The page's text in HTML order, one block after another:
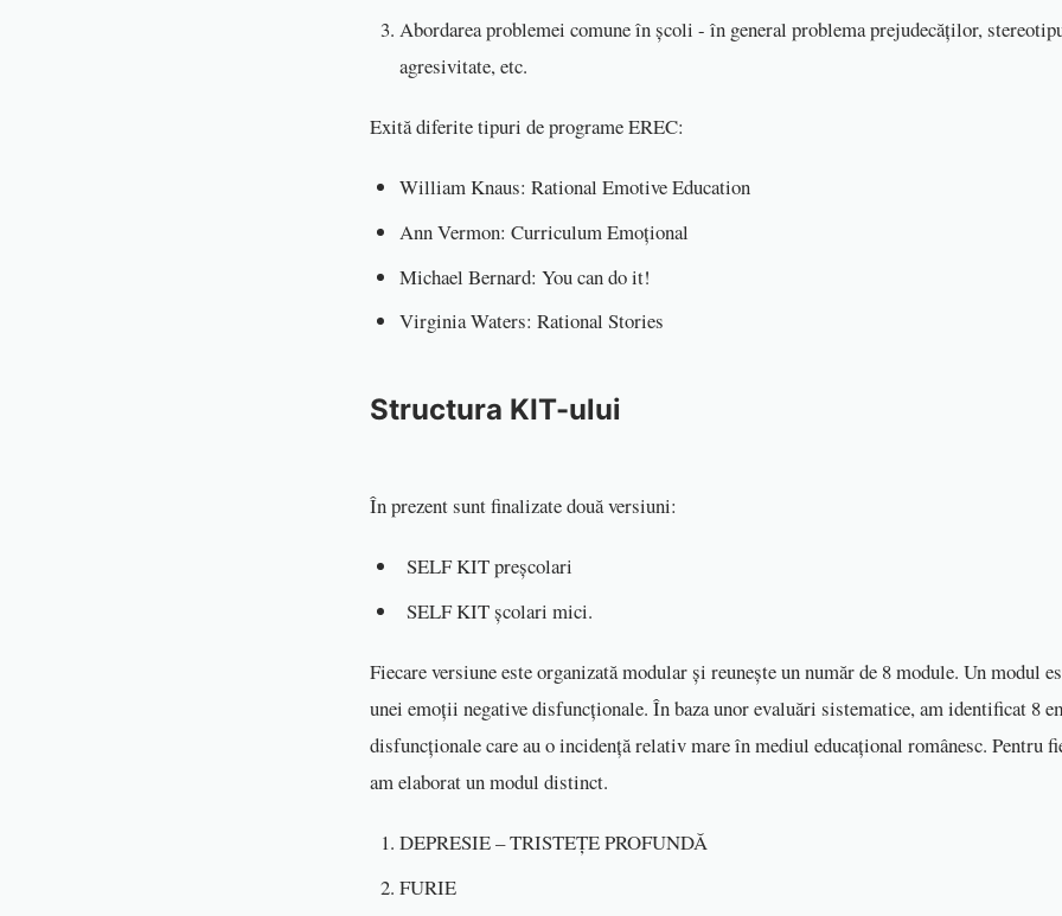
Abordarea problemei comune în școli - în general problema prejudecăților,
agresivitate, etc.
Exită diferite tipuri de programe EREC:
William Knaus: Rational Emotive Education
Ann Vermon: Curriculum Emoțional
Michael Bernard: You can do it!
Virginia Waters: Rational Stories
Structura KIT-ului
În prezent sunt finalizate două versiuni:
SELF KIT preșcolari
SELF KIT școlari mici.
Fiecare versiune este organizată modular și reunește un număr de 8 module. Un modul
unei emoții negative disfuncționale. În baza unor evaluări sistematice, am identificat 8
disfuncționale care au o incidență relativ mare în mediul educațional românesc. Pentru
am elaborat un modul distinct.
DEPRESIE – TRISTEŢE PROFUNDĂ
FURIE